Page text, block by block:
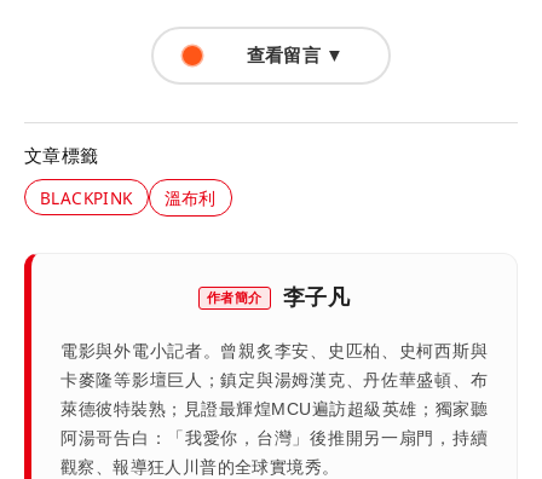
查看留言 ▼
文章標籤
BLACKPINK 溫布利
作者簡介 李子凡
電影與外電小記者。曾親炙李安、史匹柏、史柯西斯與
卡麥隆等影壇巨人；鎮定與湯姆漢克、丹佐華盛頓、布
萊德彼特裝熟；見證最輝煌MCU遍訪超級英雄；獨家聽
阿湯哥告白：「我愛你，台灣」後推開另一扇門，持續
觀察、報導狂人川普的全球實境秀。